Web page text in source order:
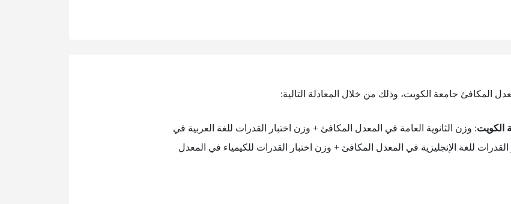
المكافئ جامعة الكويت، وذلك من خلال المعادلة التالية:
الكويت: وزن الثانوية العامة في المعدل المكافئ + وزن اختبار القدرات للغة العربية في
للغة الإنجليزية في المعدل المكافئ + وزن اختبار القدرات للكيمياء في المعدل